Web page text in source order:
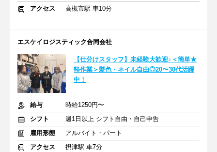
アクセス
高槻市駅 車10分
エスケイロジスティック合同会社
【仕分けスタッフ】未経験大歓迎♪＜簡単★
軽作業＞髪色・ネイル自由◎20〜30代活躍
中！
給与
時給1250円〜
シフト
週1日以上 シフト自由・自己申告
雇用形態
アルバイト・パート
アクセス
摂津駅 車7分